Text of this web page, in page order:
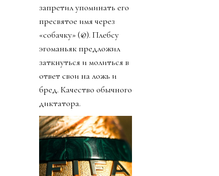
запретил упоминать его
пресвятое имя через
«собачку» (@). Плебсу
эгоманьяк предложил
заткнуться и молиться в
ответ свои на ложь и
бред. Качество обычного
диктатора.